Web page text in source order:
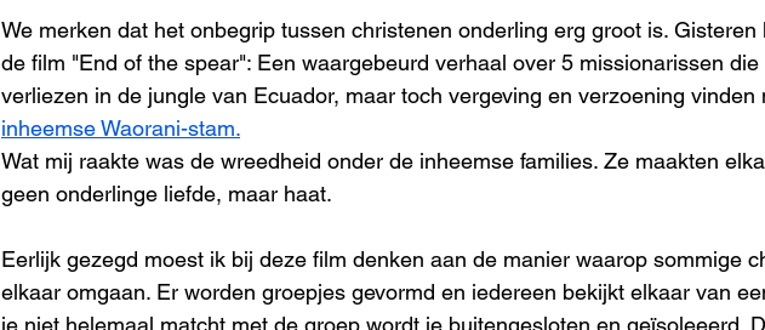
We merken dat het onbegrip tussen christenen onderling erg groot is. Gisteren
de film "End of the spear": Een waargebeurd verhaal over 5 missionarissen die
verliezen in de jungle van Ecuador, maar toch vergeving en verzoening vinden
inheemse Waorani-stam.
Wat mij raakte was de wreedheid onder de inheemse families. Ze maakten
geen onderlinge liefde, maar haat.
Eerlijk gezegd moest ik bij deze film denken aan de manier waarop sommige
elkaar omgaan. Er worden groepjes gevormd en iedereen bekijkt elkaar van